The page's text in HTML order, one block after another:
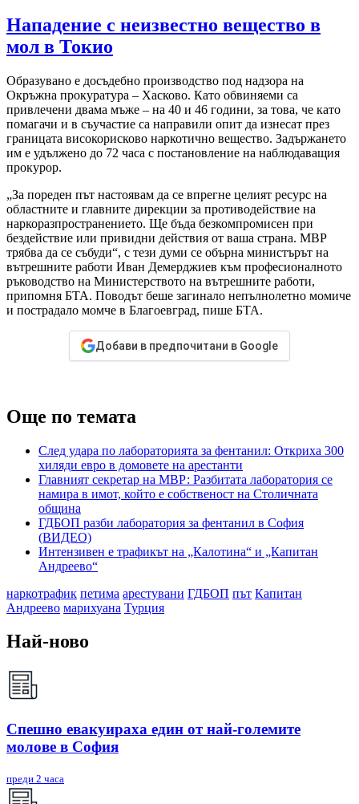
Нападение с неизвестно вещество в
мол в Токио
Образувано е досъдебно производство под надзора на
Окръжна прокуратура – Хасково. Като обвиняеми са
привлечени двама мъже – на 40 и 46 години, за това, че като
помагачи и в съучастие са направили опит да изнесат през
границата високорисково наркотично вещество. Задържането
им е удължено до 72 часа с постановление на наблюдаващия
прокурор.
„За пореден път настоявам да се впрегне целият ресурс на
областните и главните дирекции за противодействие на
наркоразпространението. Ще бъда безкомпромисен при
бездействие или привидни действия от ваша страна. МВР
трябва да се събуди“, с тези думи се обърна министърът на
вътрешните работи Иван Демерджиев към професионалното
ръководство на Министерството на вътрешните работи,
припомня БТА. Поводът беше загинало непълнолетно момиче
и пострадало момче в Благоевград, пише БТА.
Добави в предпочитани в Google
Още по темата
След удара по лабораторията за фентанил: Откриха 300
хиляди евро в домовете на арестанти
Главният секретар на МВР: Разбитата лаборатория се
намира в имот, който е собственост на Столичната
община
ГДБОП разби лаборатория за фентанил в София
(ВИДЕО)
Интензивен е трафикът на „Калотина“ и „Капитан
Андреево“
наркотрафик петима арестувани ГДБОП път Капитан
Андреево марихуана Турция
Най-ново
Спешно евакуираха един от най-големите
молове в София
преди 2 часа